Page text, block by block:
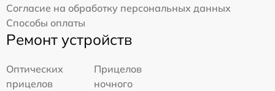
Согласие на обработку персональных данных
Способы оплаты
Ремонт устройств
Оптических
прицелов
Прицелов
ночного